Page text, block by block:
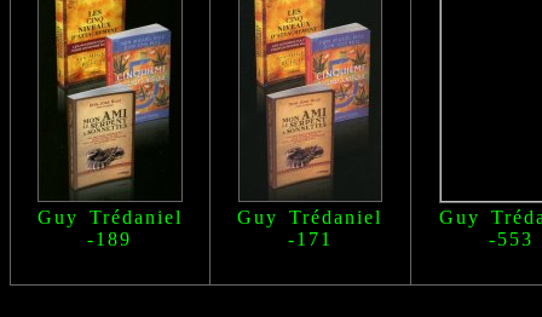
Guy Trédaniel
-189
Guy Trédaniel
-171
Guy
-553